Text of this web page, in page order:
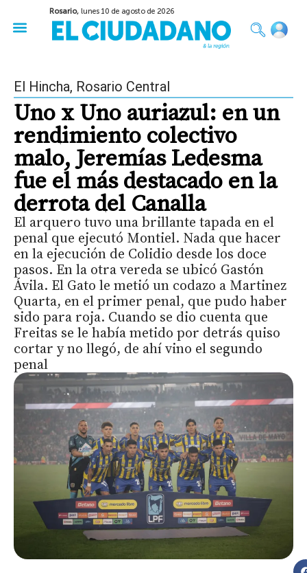
Rosario,lunes 10 de agosto de 2026
El Hincha, Rosario Central
Uno x Uno auriazul: en un
rendimiento colectivo
malo, Jeremías Ledesma
fue el más destacado en la
derrota del Canalla
El arquero tuvo una brillante tapada en el
penal que ejecutó Montiel. Nada que hacer
en la ejecución de Colidio desde los doce
pasos. En la otra vereda se ubicó Gastón
Ávila. El Gato le metió un codazo a Martinez
Quarta, en el primer penal, que pudo haber
sido para roja. Cuando se dio cuenta que
Freitas se le había metido por detrás quiso
cortar y no llegó, de ahí vino el segundo
penal